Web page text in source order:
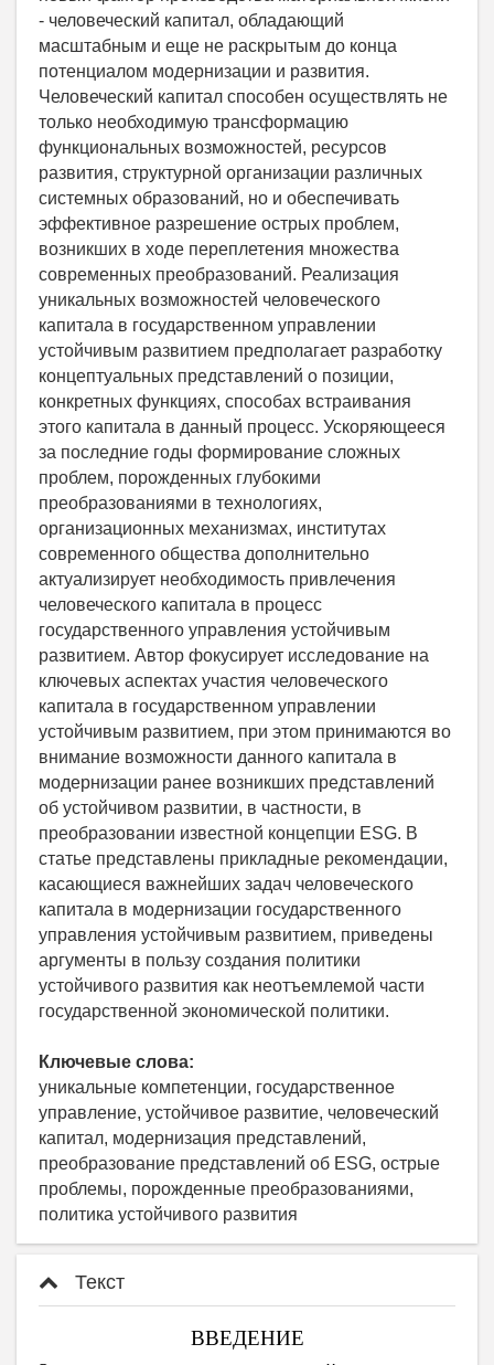
- человеческий капитал, обладающий
масштабным и еще не раскрытым до конца
потенциалом модернизации и развития.
Человеческий капитал способен осуществлять не
только необходимую трансформацию
функциональных возможностей, ресурсов
развития, структурной организации различных
системных образований, но и обеспечивать
эффективное разрешение острых проблем,
возникших в ходе переплетения множества
современных преобразований. Реализация
уникальных возможностей человеческого
капитала в государственном управлении
устойчивым развитием предполагает разработку
концептуальных представлений о позиции,
конкретных функциях, способах встраивания
этого капитала в данный процесс. Ускоряющееся
за последние годы формирование сложных
проблем, порожденных глубокими
преобразованиями в технологиях,
организационных механизмах, институтах
современного общества дополнительно
актуализирует необходимость привлечения
человеческого капитала в процесс
государственного управления устойчивым
развитием. Автор фокусирует исследование на
ключевых аспектах участия человеческого
капитала в государственном управлении
устойчивым развитием, при этом принимаются во
внимание возможности данного капитала в
модернизации ранее возникших представлений
об устойчивом развитии, в частности, в
преобразовании известной концепции ESG. В
статье представлены прикладные рекомендации,
касающиеся важнейших задач человеческого
капитала в модернизации государственного
управления устойчивым развитием, приведены
аргументы в пользу создания политики
устойчивого развития как неотъемлемой части
государственной экономической политики.
Ключевые слова:
уникальные компетенции, государственное
управление, устойчивое развитие, человеческий
капитал, модернизация представлений,
преобразование представлений об ESG, острые
проблемы, порожденные преобразованиями,
политика устойчивого развития
Текст
ВВЕДЕНИЕ